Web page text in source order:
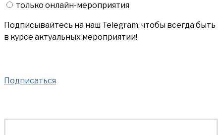
только онлайн-мероприятия
Подписывайтесь на наш Telegram, чтобы всегда быть
в курсе актуальных мероприятий!
Подписаться